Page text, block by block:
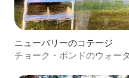
ニューバリーのコテージ
チョーク・ポンドのウォー